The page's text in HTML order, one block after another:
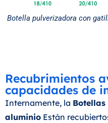
Botella pulverizadora con
Recubrimientos
capacidades de
Internamente, la
aluminio Están